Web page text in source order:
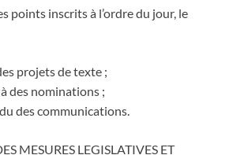
points inscrits à l’ordre du jour, le
projets de texte ;
des nominations ;
des communications.
MESURES LEGISLATIVES ET